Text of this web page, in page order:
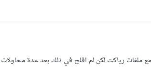
ملفات رياكت لكن لم افلح في ذلك بعد عدة